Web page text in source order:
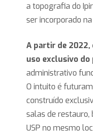
a topografia do
ser incorporado
A partir de 2022,
uso exclusivo do
administrativo
O intuito é
construído
salas de restauro,
USP no mesmo